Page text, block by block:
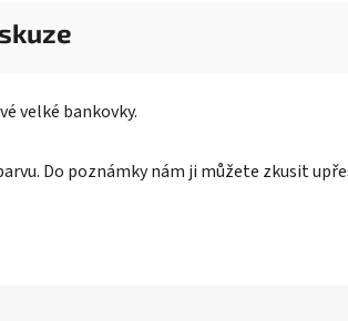
velké bankovky.
Do poznámky nám ji můžete zkusit